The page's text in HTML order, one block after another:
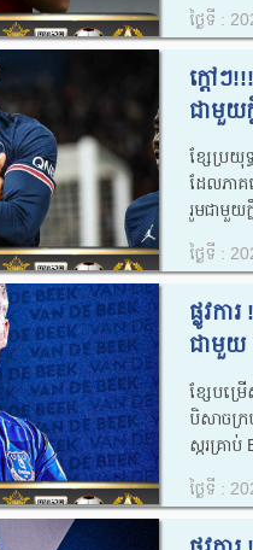
ថ្ងៃទី :
ក្តៅៗ
ជាមួយ
ខ្សែប្រយុ
ដែលភាគ
រួមជាមួយ
ថ្ងៃទី :
ផ្លូវក
ជាមួយ
ខ្សែបម្
បិសាចក្រ
ស្ករគ្រា
ថ្ងៃទី :